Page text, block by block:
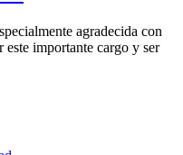
agradecida con
importante cargo y ser